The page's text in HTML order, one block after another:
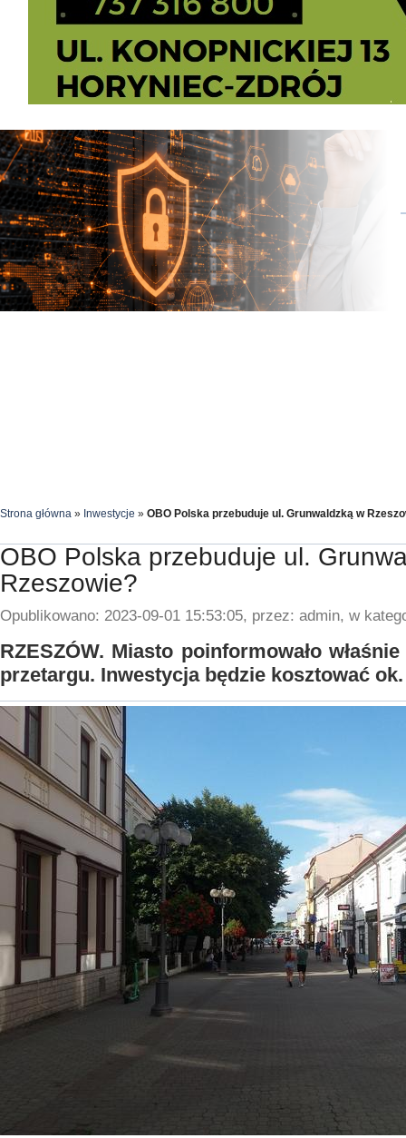
Strona główna » Inwestycje » OBO Polska przebuduje ul. Grunwaldzką w
OBO Polska przebuduje ul.
Rzeszowie?
Opublikowano: 2023-09-01 15:53:05, przez: admin, w
RZESZÓW. Miasto poinformowało
przetargu. Inwestycja będzie kosztować ok.